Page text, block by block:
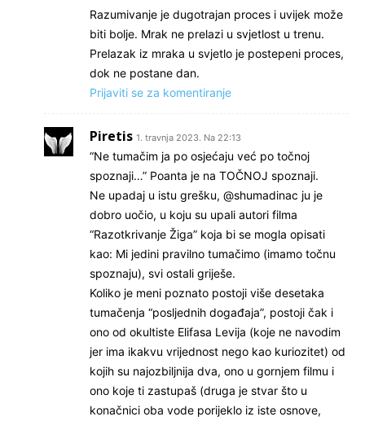
Razumivanje je dugotrajan proces i uvijek može
biti bolje. Mrak ne prelazi u svjetlost u trenu.
Prelazak iz mraka u svjetlo je postepeni proces,
dok ne postane dan.
Prijaviti se za komentiranje
Piretis 1. travnja 2023. Na 22:13
“Ne tumačim ja po osjećaju već po točnoj
spoznaji…” Poanta je na TOČNOJ spoznaji.
Ne upadaj u istu grešku, @shumadinac ju je
dobro uočio, u koju su upali autori filma
“Razotkrivanje Žiga” koja bi se mogla opisati
kao: Mi jedini pravilno tumačimo (imamo točnu
spoznaju), svi ostali griješe.
Koliko je meni poznato postoji više desetaka
tumačenja “posljednih događaja”, postoji čak i
ono od okultiste Elifasa Levija (koje ne navodim
jer ima ikakvu vrijednost nego kao kuriozitet) od
kojih su najozbiljnija dva, ono u gornjem filmu i
ono koje ti zastupaš (druga je stvar što u
konačnici oba vode porijeklo iz iste osnove,